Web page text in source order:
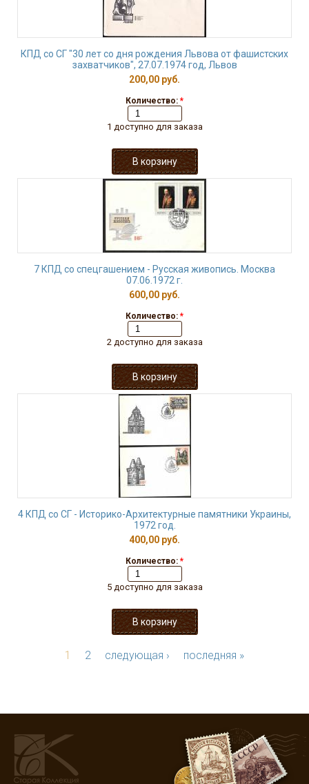
КПД со СГ "30 лет со дня рождения Львова от фашистских
захватчиков", 27.07.1974 год, Львов
200,00 руб.
Количество: *
1 доступно для заказа
7 КПД со спецгашением - Русская живопись. Москва
07.06.1972 г.
600,00 руб.
Количество: *
2 доступно для заказа
4 КПД со СГ - Историко-Архитектурные памятники Украины,
1972 год.
400,00 руб.
Количество: *
5 доступно для заказа
1 2 следующая › последняя »